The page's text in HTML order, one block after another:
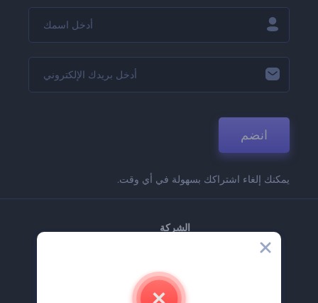
انضم
يمكنك إلغاء اشتراكك بسهولة في أي وقت.
الشركة
اتصل بنا
وظائف